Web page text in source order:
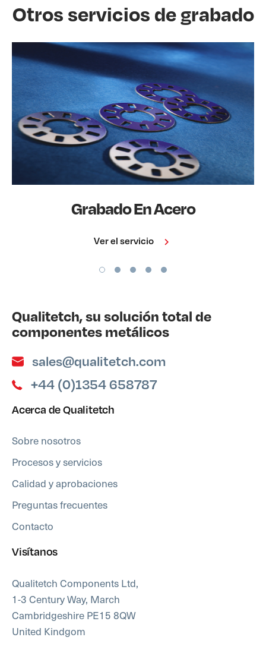
Otros servicios de grabado
Grabado En Acero
Ver el servicio
Qualitetch, su solución total de
componentes metálicos
sales@qualitetch.com
+44 (0)1354 658787
Acerca de Qualitetch
Sobre nosotros
Procesos y servicios
Calidad y aprobaciones
Preguntas frecuentes
Contacto
Visítanos
Qualitetch Components Ltd,
1-3 Century Way, March
Cambridgeshire PE15 8QW
United Kindgom